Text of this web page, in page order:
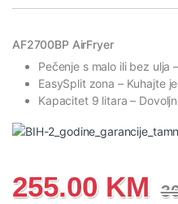
AF2700BP AirFryer
Pečenje s malo ili bez ulja
EasySplit zona – Kuhajte
Kapacitet 9 litara–
255.00 KM